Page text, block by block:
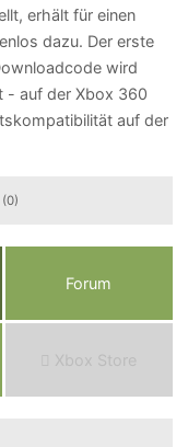
erhält für einen
dazu. Der erste
wird
- auf der Xbox 360
auf der
Forum
Xbox Store